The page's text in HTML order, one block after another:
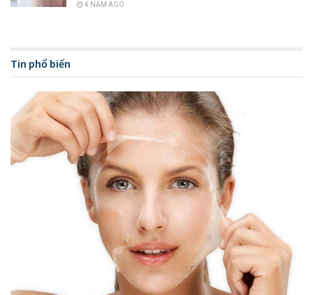
Vì sao cần sử dụng nước tẩy trang? Tìm hiểu chi tiết
Cách chọn nước tẩy trang cho từng loại da chính xác
nhất
Khác với những sản phẩm tẩy trang khác, Innisfree đưa thiết
kế dạng nắp chai với dạng ấn tiện lợi. Bạn chỉ cần đạt nhẹ
bông tẩy trang lên nắp chai, ấn nhẹ xuống bằng một tay là
nước tẩy trang đã có thể thấm được vào bông tẩy trang.
Thiết kế này khá tiện lợi, vừa không bị đổ nước tẩy trang ra
ngoài lãng phí, vừa thích hợp cho những người lười như mình,
vì khả năng tiện lợi của nó.
Nhìn chung mình khá thích thiết kế của nước tẩy trang
4 NĂM AGO
Tin phổ biến